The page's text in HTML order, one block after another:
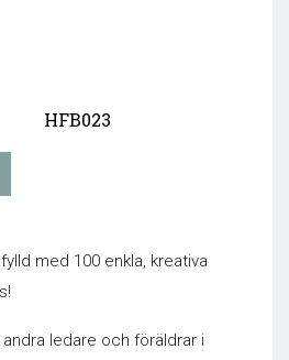
HFB023
med 100 enkla, kreativa
ledare och föräldrar i